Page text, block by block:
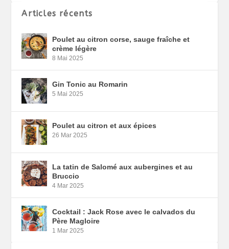
Articles récents
Poulet au citron corse, sauge fraîche et
crème légère
8 Mai 2025
Gin Tonic au Romarin
5 Mai 2025
Poulet au citron et aux épices
26 Mar 2025
La tatin de Salomé aux aubergines et au
Bruccio
4 Mar 2025
Cocktail : Jack Rose avec le calvados du
Père Magloire
1 Mar 2025